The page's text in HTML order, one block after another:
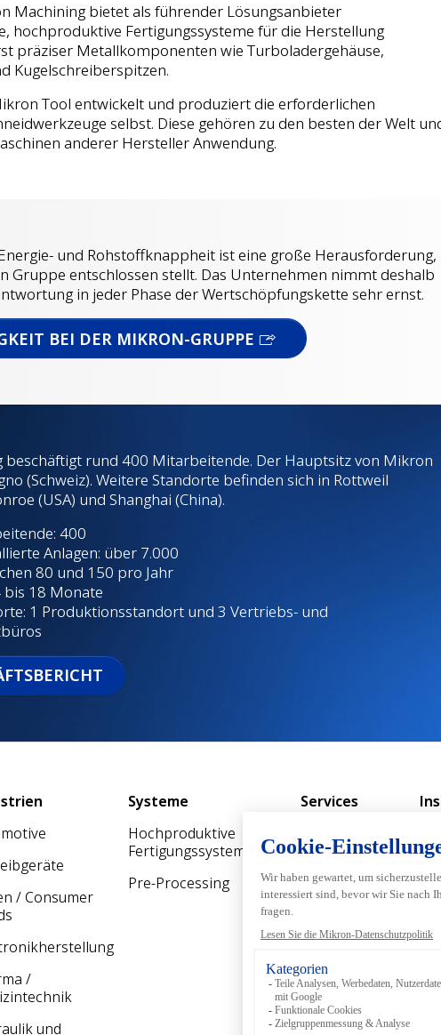
Machining bietet als führender Lösungsanbieter
hochproduktive Fertigungssysteme für die Herstellung
präziser Metallkomponenten wie Turboladergehäuse,
Kugelschreiberspitzen.
Tool entwickelt und produziert die erforderlichen
selbst. Diese gehören zu den besten der Welt
anderer Hersteller Anwendung.
und Rohstoffknappheit ist eine große Herausforderung,
Gruppe entschlossen stellt. Das Unternehmen nimmt deshalb
in jeder Phase der Wertschöpfungskette sehr ernst.
BEI DER MIKRON-GRUPPE
rund 400 Mitarbeitende. Der Hauptsitz von Mikron
(Schweiz). Weitere Standorte befinden sich in Rottweil
(USA) und Shanghai (China).
400
Anlagen: über 7.000
80 und 150 pro Jahr
bis 18 Monate
1 Produktionsstandort und 3 Vertriebs- und
/ Consumer
/
und
Systeme
Hochproduktive
Fertigungssysteme
Pre-Processing
Services
Support
Digital
Retooling